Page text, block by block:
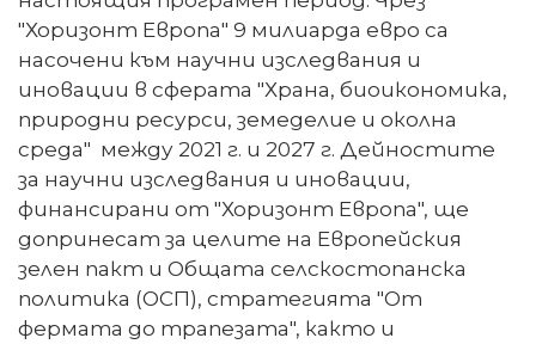
"Хоризонт Европа" 9 милиарда евро са
насочени към научни изследвания и
иновации в сферата "Храна, биоикономика,
природни ресурси, земеделие и околна
среда" между 2021 г. и 2027 г. Дейностите
за научни изследвания и иновации,
финансирани от "Хоризонт Европа", ще
допринесат за целите на Европейския
зелен пакт и Общата селскостопанска
политика (ОСП), стратегията "От
фермата до трапезата", както и